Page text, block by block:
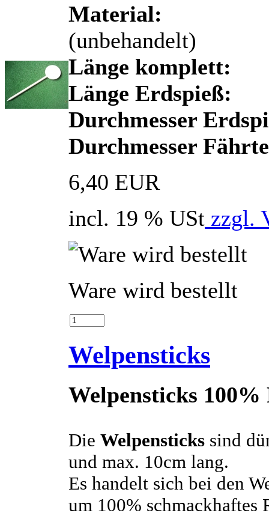
Material:
(unbehandelt)
Länge komplett:
Länge Erdspieß:
Durchmesser
Durchmesser
6,40 EUR
incl. 19 % USt zzgl.
Ware wird bestellt
Welpensticks
Welpensticks 100%
Die Welpensticks sind
und max. 10cm lang.
Es handelt sich bei den
um 100% schmackhaftes